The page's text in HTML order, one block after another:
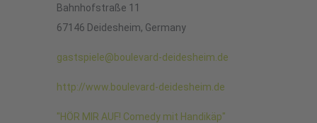
Bahnhofstraße 11
67146 Deidesheim, Germany
gastspiele@boulevard-deidesheim.de
http://www.boulevard-deidesheim.de
"HÖR MIR AUF! Comedy mit Handikäp"